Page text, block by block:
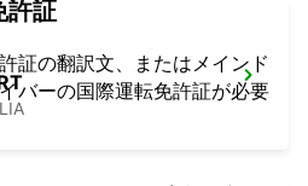
許証
証の翻訳文、またはメインド
バーの国際運転免許証が必要